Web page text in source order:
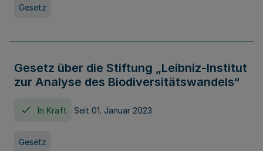
Gesetz
Gesetz über die Stiftung „Leibniz-Institut
zur Analyse des Biodiversitätswandels“
In Kraft Seit 01. Januar 2023
Gesetz